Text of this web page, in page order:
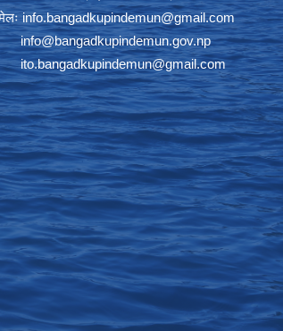
info.bangadkupindemun@gmail.com
info@bangadkupindemun.gov.np
ito.bangadkupindemun@gmail.com